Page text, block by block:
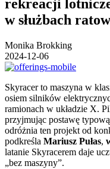
rekreacji
w służbach
Monika Brokking
2024-12-06
Skyracer to maszyna w
osiem silników
ramionach w układzie X.
przyjmując postawę
odróżnia ten projekt od
podkreśla Mariusz Pułas,
latanie Skyracerem daje
„bez maszyny”.